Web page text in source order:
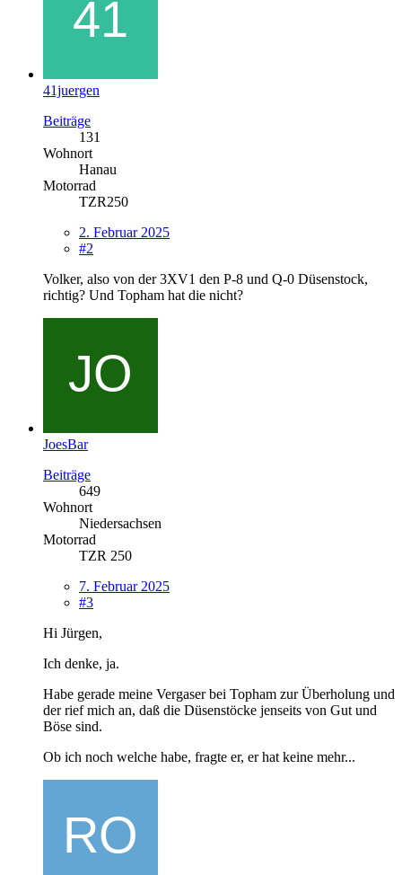
41juergen
Beiträge
131
Wohnort
Hanau
Motorrad
TZR250
2. Februar 2025
#2
Volker, also von der 3XV1 den P-8 und Q-0 Düsenstock,
richtig? Und Topham hat die nicht?
JoesBar
Beiträge
649
Wohnort
Niedersachsen
Motorrad
TZR 250
7. Februar 2025
#3
Hi Jürgen,
Ich denke, ja.
Habe gerade meine Vergaser bei Topham zur Überholung und
der rief mich an, daß die Düsenstöcke jenseits von Gut und
Böse sind.
Ob ich noch welche habe, fragte er, er hat keine mehr...